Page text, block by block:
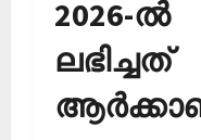
2026-ല്‍
ലഭിച്ചത്